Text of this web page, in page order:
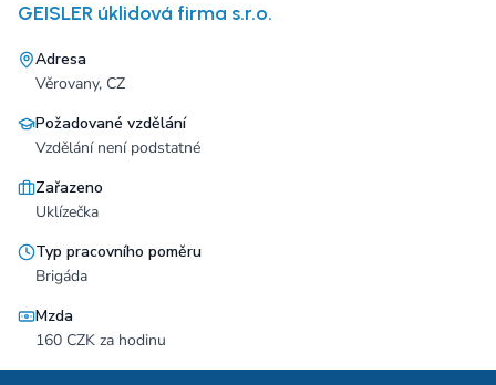
GEISLER úklidová firma s.r.o.
Adresa
Věrovany, CZ
Požadované vzdělání
Vzdělání není podstatné
Zařazeno
Uklízečka
Typ pracovního poměru
Brigáda
Mzda
160 CZK za hodinu